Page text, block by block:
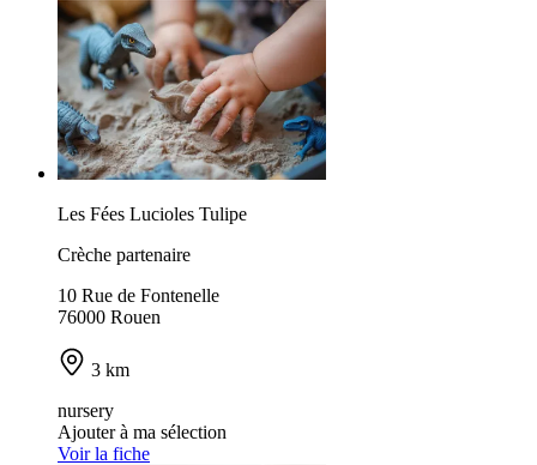
Les Fées Lucioles Tulipe
Crèche partenaire
10 Rue de Fontenelle
76000 Rouen
3 km
nursery
Ajouter à ma sélection
Voir la fiche